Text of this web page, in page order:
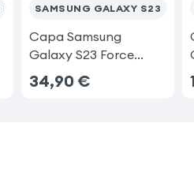
SAMSUNG GALAXY S23
Capa Samsung
Galaxy S23 Force
Case Air
34,90 €